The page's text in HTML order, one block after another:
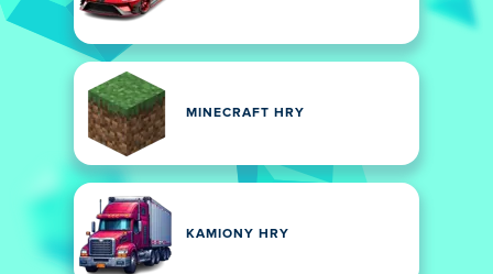
MINECRAFT HRY
KAMIONY HRY